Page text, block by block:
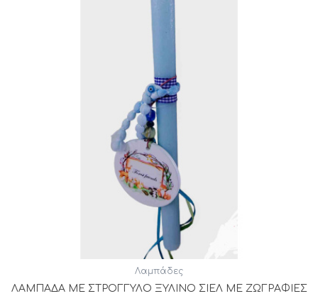
Λαμπάδες
ΛΑΜΠΑΔΑ ΜΕ ΣΤΡΟΓΓΥΛΟ ΞΥΛΙΝΟ ΣΙΕΛ ΜΕ ΖΩΓΡΑΦΙΕΣ